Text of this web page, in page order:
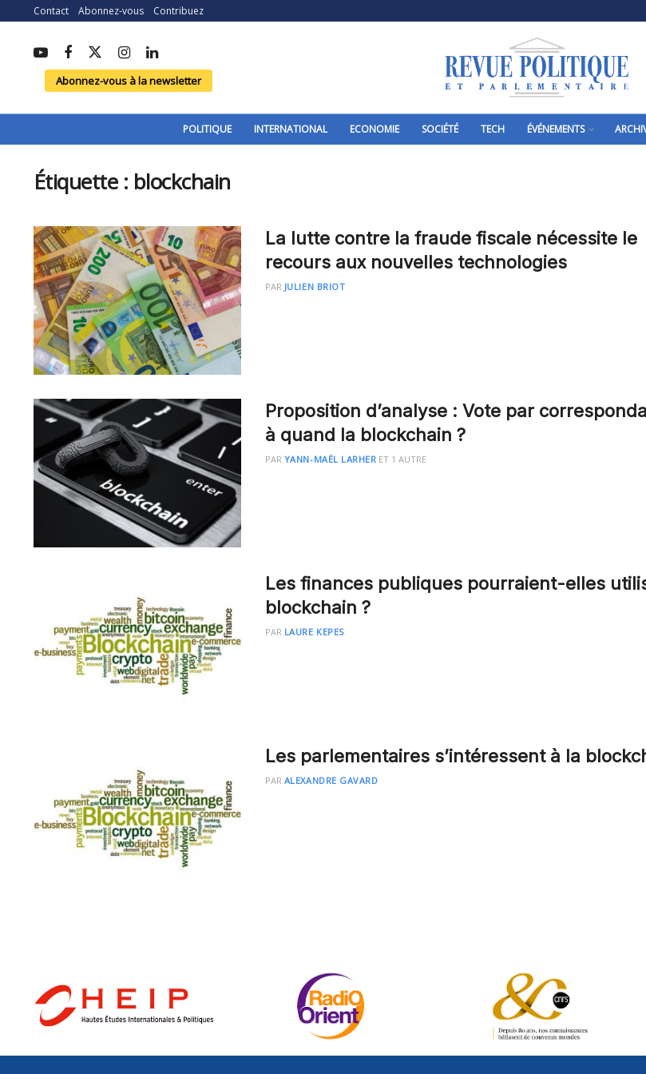
Contact Abonnez-vous Contribuez
Abonnez-vous à la newsletter
POLITIQUE INTERNATIONAL ECONOMIE SOCIÉTÉ TECH ÉVÉNEMENTS
Étiquette : blockchain
La lutte contre la fraude fiscale nécessite le
recours aux nouvelles technologies
PAR JULIEN BRIOT
Proposition d’analyse : Vote par
à quand la blockchain ?
PAR YANN-MAËL LARHER ET 1 AUTRE
Les finances publiques pourraient-elles
blockchain ?
PAR LAURE KEPES
Les parlementaires s’intéressent à la
PAR ALEXANDRE GAVARD